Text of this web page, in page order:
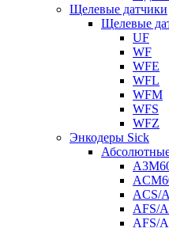
Щелевые датчики
Щелевые
UF
WF
WFE
WFL
WFM
WFS
WFZ
Энкодеры Sick
ACS/
AFS/
AFS/